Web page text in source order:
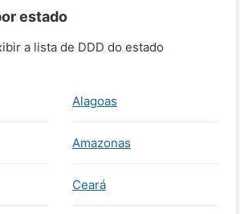
estado
a lista de DDD do estado
Alagoas
Amazonas
Ceará